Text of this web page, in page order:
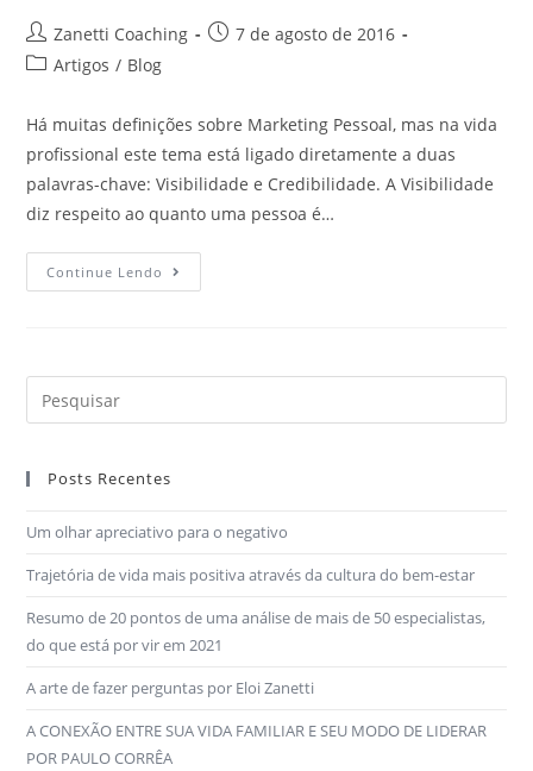
Zanetti Coaching
7 de agosto de 2016
Artigos / Blog
Há muitas definições sobre Marketing Pessoal, mas na vida
profissional este tema está ligado diretamente a duas
palavras-chave: Visibilidade e Credibilidade. A Visibilidade
diz respeito ao quanto uma pessoa é…
Continue Lendo
Posts Recentes
Um olhar apreciativo para o negativo
Trajetória de vida mais positiva através da cultura do bem-estar
Resumo de 20 pontos de uma análise de mais de 50 especialistas,
do que está por vir em 2021
A arte de fazer perguntas por Eloi Zanetti
A CONEXÃO ENTRE SUA VIDA FAMILIAR E SEU MODO DE LIDERAR
POR PAULO CORRÊA